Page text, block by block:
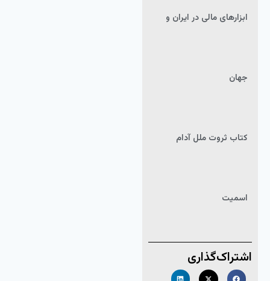
ابزارهای مالی در ایران و
جهان
کتاب ثروت ملل آدام
اسمیت
اشتراک‌گذاری